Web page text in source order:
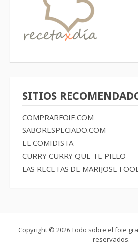
SITIOS
COMPRARFOIE.COM
SABORESPECIADO.COM
EL COMIDISTA
CURRY CURRY QUE TE PILLO
LAS RECETAS DE MARIJOSE
Copyright © 2026 Todo sobre el foie
reservados.